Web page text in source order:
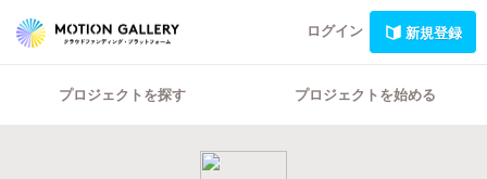
ログイン 新規登録
プロジェクトを探す プロジェクトを始める